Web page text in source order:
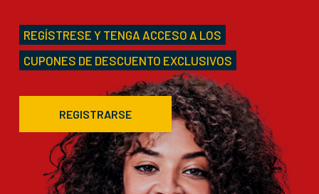
REGÍSTRESE Y TENGA ACCESO A LOS
CUPONES DE DESCUENTO EXCLUSIVOS
REGISTRARSE